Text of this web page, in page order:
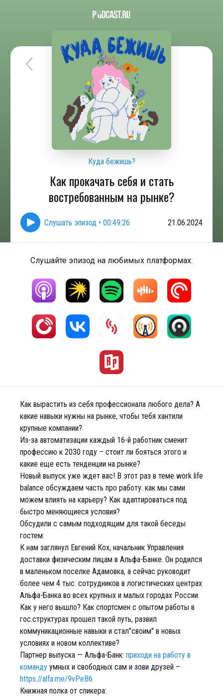
Куда бежишь?
Как прокачать себя и стать
востребованным на рынке?
Слушать эпизод • 00:49:26 21.06.2024
Слушайте эпизод на любимых платформах:
Как вырастить из себя профессионала любого дела? А
какие навыки нужны на рынке, чтобы тебя хантили
крупные компании?
Из-за автоматизации каждый 16-й работник сменит
профессию к 2030 году – стоит ли бояться этого и
какие еще есть тенденции на рынке?
Новый выпуск уже ждет вас! В этот раз в теме work life
balance обсуждаем часть про работу: как мы сами
можем влиять на карьеру? Как адаптироваться под
быстро меняющиеся условия?
Обсудили с самым подходящим для такой беседы
гостем:
К нам заглянул Евгений Кох, начальник Управления
доставки физическим лицам в Альфа-Банке. Он родился
в маленьком поселке Адамовка, а сейчас руководит
более чем 4 тыс. сотрудников в логистических центрах
Альфа-Банка во всех крупных и малых городах России.
Как у него вышло? Как спортсмен с опытом работы в
гос.структурах прошел такой путь, развил
коммуникационные навыки и стал"своим" в новых
условиях и новом коллективе?
Партнер выпуска — Альфа-Банк: приходи на работу в
команду умных и свободных сам и зови друзей –
https://alfa.me/9vPeB6
Книжная полка от спикера: